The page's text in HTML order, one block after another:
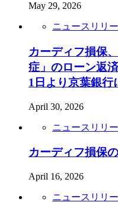
May 29, 2026
ニュースリリ
カーディフ損保
症」のローン返
1日より京葉銀行
April 30, 2026
ニュースリリ
カーディフ損保
April 16, 2026
ニュースリリ